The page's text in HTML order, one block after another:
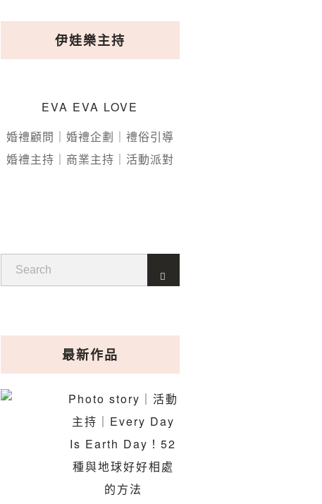
伊娃樂主持
EVA EVA LOVE
婚禮顧問｜婚禮企劃｜禮俗引導
婚禮主持｜商業主持｜活動派對
最新作品
Photo story｜活動
主持｜Every Day
Is Earth Day！52
種與地球好好相處
的方法